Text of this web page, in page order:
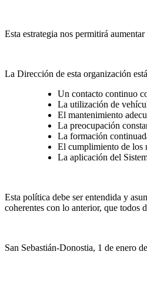
Esta estrategia nos permitirá
La Dirección de esta organización
Un contacto continuo
La utilización de
El mantenimiento
La preocupación
La formación
El cumplimiento de los
La aplicación del
Esta política debe ser entendida y
coherentes con lo anterior, que todos
San Sebastián-Donostia, 1 de enero